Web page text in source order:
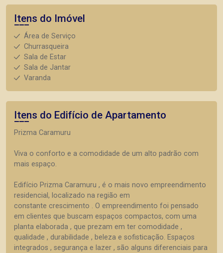
Itens do Imóvel
Área de Serviço
Churrasqueira
Sala de Estar
Sala de Jantar
Varanda
Itens do Edifício de Apartamento
Prizma Caramuru
Viva o conforto e a comodidade de um alto padrão com
mais espaço.
Edifício Prizma Caramuru , é o mais novo empreendimento
residencial, localizado na região em
constante crescimento . O empreendimento foi pensado
em clientes que buscam espaços compactos, com uma
planta elaborada , que prezam em ter comodidade ,
qualidade , durabilidade , beleza e sofisticação. Espaços
integrados , segurança e lazer , são alguns diferenciais para